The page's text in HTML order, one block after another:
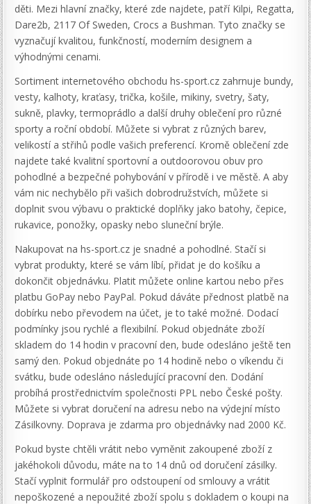
děti. Mezi hlavní značky, které zde najdete, patří Kilpi, Regatta,
Dare2b, 2117 Of Sweden, Crocs a Bushman. Tyto značky se
vyznačují kvalitou, funkčností, moderním designem a
výhodnými cenami.
Sortiment internetového obchodu hs-sport.cz zahrnuje bundy,
vesty, kalhoty, kraťasy, trička, košile, mikiny, svetry, šaty,
sukně, plavky, termoprádlo a další druhy oblečení pro různé
sporty a roční období. Můžete si vybrat z různých barev,
velikostí a střihů podle vašich preferencí. Kromě oblečení zde
najdete také kvalitní sportovní a outdoorovou obuv pro
pohodlné a bezpečné pohybování v přírodě i ve městě. A aby
vám nic nechybělo při vašich dobrodružstvích, můžete si
doplnit svou výbavu o praktické doplňky jako batohy, čepice,
rukavice, ponožky, opasky nebo sluneční brýle.
Nakupovat na hs-sport.cz je snadné a pohodlné. Stačí si
vybrat produkty, které se vám líbí, přidat je do košíku a
dokončit objednávku. Platit můžete online kartou nebo přes
platbu GoPay nebo PayPal. Pokud dáváte přednost platbě na
dobírku nebo převodem na účet, je to také možné. Dodací
podmínky jsou rychlé a flexibilní. Pokud objednáte zboží
skladem do 14 hodin v pracovní den, bude odesláno ještě ten
samý den. Pokud objednáte po 14 hodině nebo o víkendu či
svátku, bude odesláno následující pracovní den. Dodání
probíhá prostřednictvím společnosti PPL nebo České pošty.
Můžete si vybrat doručení na adresu nebo na výdejní místo
Zásilkovny. Doprava je zdarma pro objednávky nad 2000 Kč.
Pokud byste chtěli vrátit nebo vyměnit zakoupené zboží z
jakéhokoli důvodu, máte na to 14 dnů od doručení zásilky.
Stačí vyplnit formulář pro odstoupení od smlouvy a vrátit
nepoškozené a nepoužité zboží spolu s dokladem o koupi na